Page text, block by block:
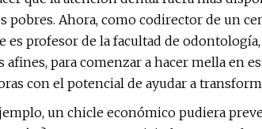
pobres. Ahora, como codirector de un
es profesor de la facultad de
afines, para comenzar a hacer mella en
con el potencial de ayudar a
un chicle económico pudiera